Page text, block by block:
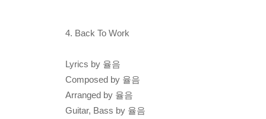
4. Back To Work
Lyrics by 율음
Composed by 율음
Arranged by 율음
Guitar, Bass by 율음